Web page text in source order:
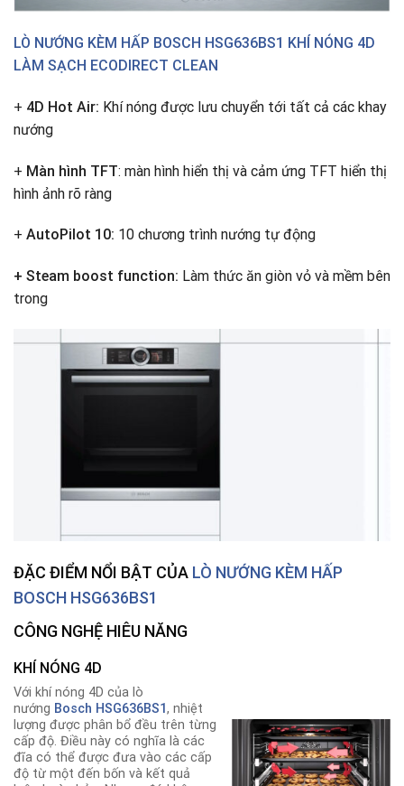
LÒ NƯỚNG KÈM HẤP BOSCH HSG636BS1 KHÍ NÓNG 4D
LÀM SẠCH ECODIRECT CLEAN
+ 4D Hot Air: Khí nóng được lưu chuyển tới tất cả các khay
nướng
+ Màn hình TFT: màn hình hiển thị và cảm ứng TFT hiển thị
hình ảnh rõ ràng
+ AutoPilot 10: 10 chương trình nướng tự động
+ Steam boost function: Làm thức ăn giòn vỏ và mềm bên
trong
ĐẶC ĐIỂM NỔI BẬT CỦA LÒ NƯỚNG KÈM HẤP
BOSCH HSG636BS1
CÔNG NGHỆ HIÊU NĂNG
KHÍ NÓNG 4D
Với khí nóng 4D của lò
nướng Bosch HSG636BS1, nhiệt
lượng được phân bổ đều trên từng
cấp độ. Điều này có nghĩa là các
đĩa có thể được đưa vào các cấp
độ từ một đến bốn và kết quả